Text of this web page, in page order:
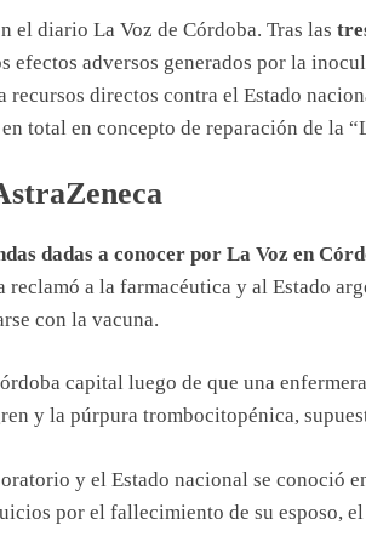
el diario La Voz de Córdoba. Tras las
efectos adversos generados por la
recursos directos contra el Estado
total en concepto de reparación de la
dadas a conocer por La Voz en
reclamó a la farmacéutica y al Estado
con la vacuna.
capital luego de que una
y la púrpura trombocitopénica,
y el Estado nacional se conoció
por el fallecimiento de su esposo,